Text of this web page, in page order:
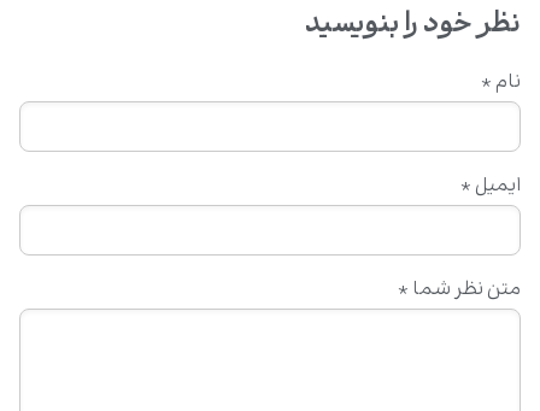
نظر خود را بنویسید
متن نظر شما *
نام *
ایمیل *